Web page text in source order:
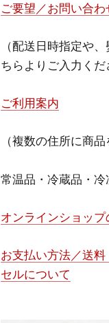
ご要望／お問い合わ
（配送日時指定や
ちらよりご入力くだ
ご利用案内
（複数の住所に商
常温品・冷蔵品・冷
オンラインショップ
お支払い方法／送
セルについて